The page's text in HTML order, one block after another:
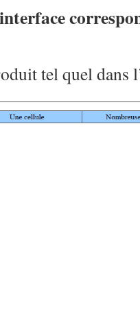
tel quel dans